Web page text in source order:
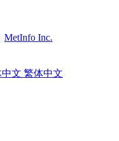
MetInfo Inc.
繁体中文